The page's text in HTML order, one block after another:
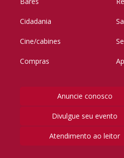
Cidadania
Cine/cabines
Compras
Anuncie conosco
Divulgue seu evento
Atendimento ao leitor